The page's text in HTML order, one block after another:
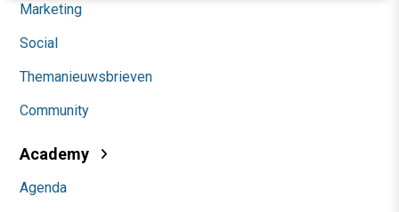
Marketing
Social
Themanieuwsbrieven
Community
Academy
Agenda